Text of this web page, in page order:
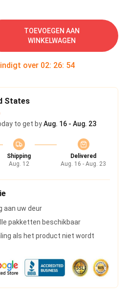
TOEVOEGEN AAN
WINKELWAGEN
over 02: 26: 54
States
to get byAug. 16 - Aug. 23
Shipping
Aug. 12
Delivered
Aug. 16 - Aug. 23
aan uw deur
pakketten beschikbaar
als het product niet wordt